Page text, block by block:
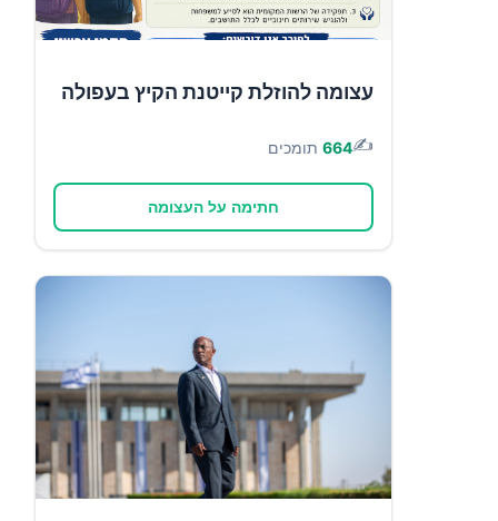
עצומה להוזלת קייטנת הקיץ בעפולה
✍️
664 תומכים
חתימה על העצומה